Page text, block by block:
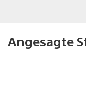
Angesagte